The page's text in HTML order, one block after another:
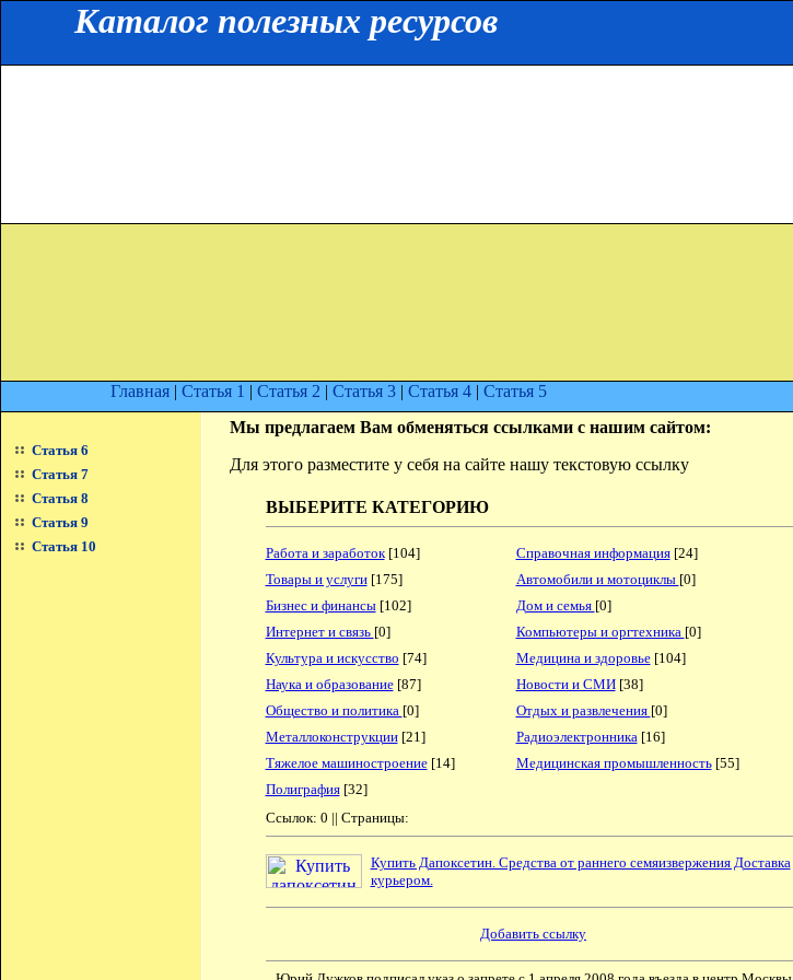
Каталог полезных ресурсов
Главная | Статья 1 | Статья 2 | Статья 3 | Статья 4 | Статья 5
Статья 6
Статья 7
Статья 8
Статья 9
Статья 10
Мы предлагаем Вам обменяться ссылками с нашим сайтом:
Для этого разместите у себя на сайте нашу текстовую ссылку
ВЫБЕРИТЕ КАТЕГОРИЮ
Работа и заработок[104] Справочная информация[24]
Товары и услуги[175] Автомобили и мотоциклы [0]
Бизнес и финансы[102] Дом и семья [0]
Интернет и связь [0] Компьютеры и оргтехника [0]
Культура и искусство [74] Медицина и здоровье[104]
Наука и образование[87] Новости и СМИ[38]
Общество и политика [0] Отдых и развлечения [0]
Металлоконструкции[21] Радиоэлектронника[16]
Тяжелое машиностроение[14] Медицинская промышленность[55]
Полиграфия[32]
Ссылок: 0 || Страницы:
Купить Дапоксетин. Средства от раннего семяизвержения Доставка
курьером.
Добавить ссылку